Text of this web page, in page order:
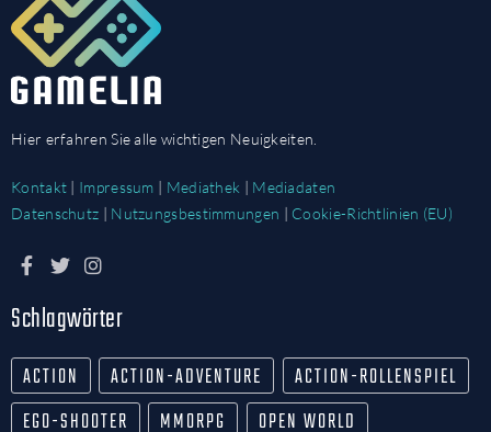
Hier erfahren Sie alle wichtigen Neuigkeiten.
Kontakt | Impressum | Mediathek | Mediadaten
Datenschutz | Nutzungsbestimmungen | Cookie-Richtlinien (EU)
Schlagwörter
ACTION ACTION-ADVENTURE
ACTION-ROLLENSPIEL
EGO-SHOOTER
MMORPG OPEN WORLD